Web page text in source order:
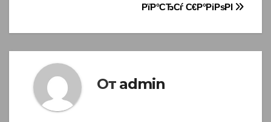
РїР°СЂСѓ С€Р°РіРѕРІ
От admin